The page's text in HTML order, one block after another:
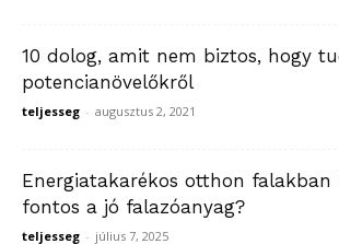
10 dolog, amit nem biztos, hogy
potencianövelőkről
teljesseg - augusztus 2, 2021
Energiatakarékos otthon falakban
fontos a jó falazóanyag?
teljesseg - július 7, 2025